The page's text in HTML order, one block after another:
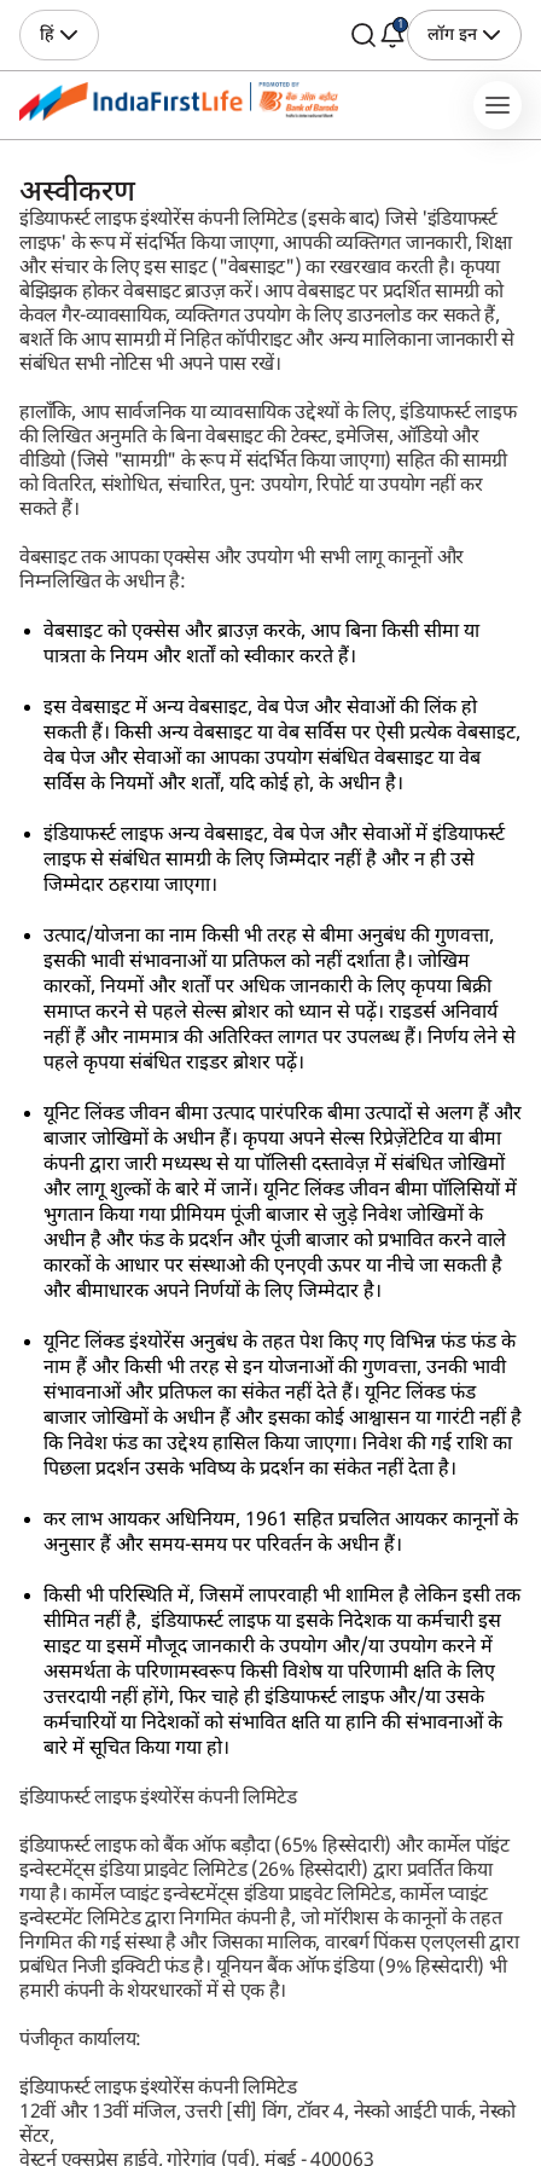
हिं 1 लॉग इन
अस्वीकरण
इंडियाफर्स्ट लाइफ इंश्योरेंस कंपनी लिमिटेड (इसके बाद) जिसे 'इंडियाफर्स्ट
लाइफ' के रूप में संदर्भित किया जाएगा, आपकी व्यक्तिगत जानकारी, शिक्षा
और संचार के लिए इस साइट ("वेबसाइट") का रखरखाव करती है। कृपया
बेझिझक होकर वेबसाइट ब्राउज़ करें। आप वेबसाइट पर प्रदर्शित सामग्री को
केवल गैर-व्यावसायिक, व्यक्तिगत उपयोग के लिए डाउनलोड कर सकते हैं,
बशर्ते कि आप सामग्री में निहित कॉपीराइट और अन्य मालिकाना जानकारी से
संबंधित सभी नोटिस भी अपने पास रखें।
हालाँकि, आप सार्वजनिक या व्यावसायिक उद्देश्यों के लिए, इंडियाफर्स्ट लाइफ
की लिखित अनुमति के बिना वेबसाइट की टेक्स्ट, इमेजिस, ऑडियो और
वीडियो (जिसे "सामग्री" के रूप में संदर्भित किया जाएगा) सहित की सामग्री
को वितरित, संशोधित, संचारित, पुन: उपयोग, रिपोर्ट या उपयोग नहीं कर
सकते हैं।
वेबसाइट तक आपका एक्सेस और उपयोग भी सभी लागू कानूनों और
निम्नलिखित के अधीन है:
वेबसाइट को एक्सेस और ब्राउज़ करके, आप बिना किसी सीमा या
पात्रता के नियम और शर्तों को स्वीकार करते हैं।
इस वेबसाइट में अन्य वेबसाइट, वेब पेज और सेवाओं की लिंक हो
सकती हैं। किसी अन्य वेबसाइट या वेब सर्विस पर ऐसी प्रत्येक वेबसाइट,
वेब पेज और सेवाओं का आपका उपयोग संबंधित वेबसाइट या वेब
सर्विस के नियमों और शर्तों, यदि कोई हो, के अधीन है।
इंडियाफर्स्ट लाइफ अन्य वेबसाइट, वेब पेज और सेवाओं में इंडियाफर्स्ट
लाइफ से संबंधित सामग्री के लिए जिम्मेदार नहीं है और न ही उसे
जिम्मेदार ठहराया जाएगा।
उत्पाद/योजना का नाम किसी भी तरह से बीमा अनुबंध की गुणवत्ता,
इसकी भावी संभावनाओं या प्रतिफल को नहीं दर्शाता है। जोखिम
कारकों, नियमों और शर्तों पर अधिक जानकारी के लिए कृपया बिक्री
समाप्त करने से पहले सेल्स ब्रोशर को ध्यान से पढ़ें। राइडर्स अनिवार्य
नहीं हैं और नाममात्र की अतिरिक्त लागत पर उपलब्ध हैं। निर्णय लेने से
पहले कृपया संबंधित राइडर ब्रोशर पढ़ें।
यूनिट लिंक्ड जीवन बीमा उत्पाद पारंपरिक बीमा उत्पादों से अलग हैं और
बाजार जोखिमों के अधीन हैं। कृपया अपने सेल्स रिप्रेज़ेंटेटिव या बीमा
कंपनी द्वारा जारी मध्यस्थ से या पॉलिसी दस्तावेज़ में संबंधित जोखिमों
और लागू शुल्कों के बारे में जानें। यूनिट लिंक्ड जीवन बीमा पॉलिसियों में
भुगतान किया गया प्रीमियम पूंजी बाजार से जुड़े निवेश जोखिमों के
अधीन है और फंड के प्रदर्शन और पूंजी बाजार को प्रभावित करने वाले
कारकों के आधार पर संस्थाओ की एनएवी ऊपर या नीचे जा सकती है
और बीमाधारक अपने निर्णयों के लिए जिम्मेदार है।
यूनिट लिंक्ड इंश्योरेंस अनुबंध के तहत पेश किए गए विभिन्न फंड फंड के
नाम हैं और किसी भी तरह से इन योजनाओं की गुणवत्ता, उनकी भावी
संभावनाओं और प्रतिफल का संकेत नहीं देते हैं। यूनिट लिंक्ड फंड
बाजार जोखिमों के अधीन हैं और इसका कोई आश्वासन या गारंटी नहीं है
कि निवेश फंड का उद्देश्य हासिल किया जाएगा। निवेश की गई राशि का
पिछला प्रदर्शन उसके भविष्य के प्रदर्शन का संकेत नहीं देता है।
कर लाभ आयकर अधिनियम, 1961 सहित प्रचलित आयकर कानूनों के
अनुसार हैं और समय-समय पर परिवर्तन के अधीन हैं।
किसी भी परिस्थिति में, जिसमें लापरवाही भी शामिल है लेकिन इसी तक
सीमित नहीं है, इंडियाफर्स्ट लाइफ या इसके निदेशक या कर्मचारी इस
साइट या इसमें मौजूद जानकारी के उपयोग और/या उपयोग करने में
असमर्थता के परिणामस्वरूप किसी विशेष या परिणामी क्षति के लिए
उत्तरदायी नहीं होंगे, फिर चाहे ही इंडियाफर्स्ट लाइफ और/या उसके
कर्मचारियों या निदेशकों को संभावित क्षति या हानि की संभावनाओं के
बारे में सूचित किया गया हो।
इंडियाफर्स्ट लाइफ इंश्योरेंस कंपनी लिमिटेड
इंडियाफर्स्ट लाइफ को बैंक ऑफ बड़ौदा (65% हिस्सेदारी) और कार्मेल पॉइंट
इन्वेस्टमेंट्स इंडिया प्राइवेट लिमिटेड (26% हिस्सेदारी) द्वारा प्रवर्तित किया
गया है। कार्मेल प्वाइंट इन्वेस्टमेंट्स इंडिया प्राइवेट लिमिटेड, कार्मेल प्वाइंट
इन्वेस्टमेंट लिमिटेड द्वारा निगमित कंपनी है, जो मॉरीशस के कानूनों के तहत
निगमित की गई संस्था है और जिसका मालिक, वारबर्ग पिंकस एलएलसी द्वारा
प्रबंधित निजी इक्विटी फंड है। यूनियन बैंक ऑफ इंडिया (9% हिस्सेदारी) भी
हमारी कंपनी के शेयरधारकों में से एक है।
पंजीकृत कार्यालय:
इंडियाफर्स्ट लाइफ इंश्योरेंस कंपनी लिमिटेड
12वीं और 13वीं मंजिल, उत्तरी [सी] विंग, टॉवर 4, नेस्को आईटी पार्क, नेस्को
सेंटर,